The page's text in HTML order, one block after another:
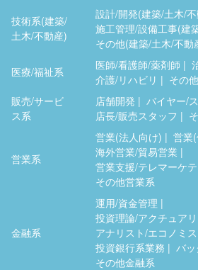
技術系(建築/
土木/不動産)
設計/開発(建築/土木/
施工管理/設備工事(建
その他(建築/土木/不動
医療/福祉系
医師/看護師/薬剤師
介護/リハビリ
その
販売/サービ
ス系
店舗開発
バイヤー/
店長/販売スタッフ
営業系
営業(法人向け)
営業
海外営業/貿易営業
営業支援/テレマーケ
その他営業系
金融系
運用/資金管理
投資理論/アクチュア
アナリスト/エコノミ
投資銀行系業務
バ
その他金融系